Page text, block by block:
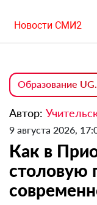
Новости СМИ2
Образование
Автор:
9 августа 2026,
Как в
столовую